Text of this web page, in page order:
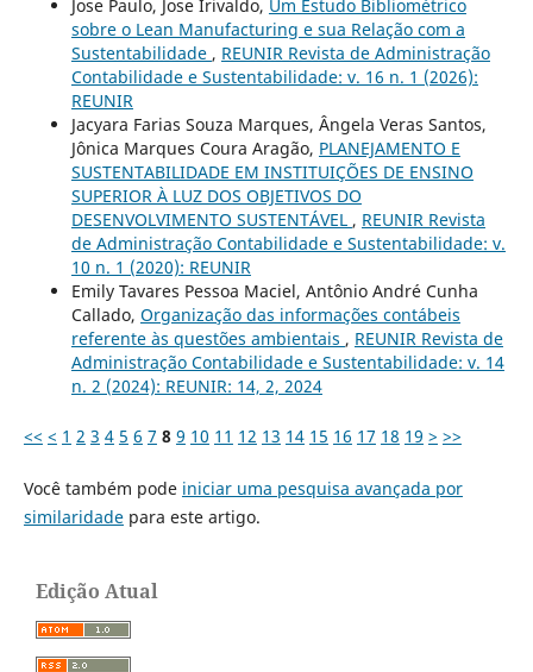
Jose Paulo, Jose Irivaldo, Um Estudo Bibliométrico
sobre o Lean Manufacturing e sua Relação com a
Sustentabilidade , REUNIR Revista de Administração
Contabilidade e Sustentabilidade: v. 16 n. 1 (2026):
REUNIR
Jacyara Farias Souza Marques, Ângela Veras Santos,
Jônica Marques Coura Aragão, PLANEJAMENTO E
SUSTENTABILIDADE EM INSTITUIÇÕES DE ENSINO
SUPERIOR À LUZ DOS OBJETIVOS DO
DESENVOLVIMENTO SUSTENTÁVEL , REUNIR Revista
de Administração Contabilidade e Sustentabilidade: v.
10 n. 1 (2020): REUNIR
Emily Tavares Pessoa Maciel, Antônio André Cunha
Callado, Organização das informações contábeis
referente às questões ambientais , REUNIR Revista de
Administração Contabilidade e Sustentabilidade: v. 14
n. 2 (2024): REUNIR: 14, 2, 2024
<< < 1 2 3 4 5 6 7 8 9 10 11 12 13 14 15 16 17 18 19 > >>
Você também pode iniciar uma pesquisa avançada por
similaridadepara este artigo.
Edição Atual